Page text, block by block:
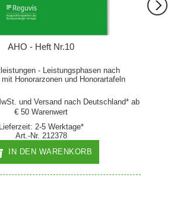
AHO - Heft Nr.10
- Leistungsphasen nach
Honorarzonen und Honorartafeln
und Versandnach Deutschland* ab
€ 50 Warenwert
Lieferzeit: 2-5 Werktage*
Art.-Nr. 212378
IN DEN WARENKORB